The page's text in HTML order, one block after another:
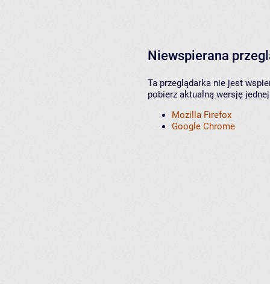
Niewspierana
Ta przeglądarka nie jest
pobierz aktualną wersję
Mozilla Firefox
Google Chrome